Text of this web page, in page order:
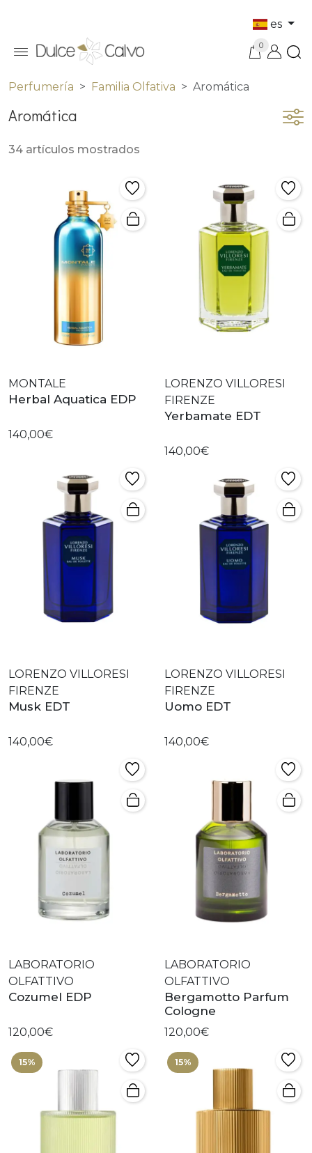
es
0
Perfumería Familia Olfativa Aromática
Aromática
34 artículos mostrados
MONTALE
Herbal Aquatica EDP
140,00€
LORENZO VILLORESI
FIRENZE
Yerbamate EDT
140,00€
LORENZO VILLORESI
FIRENZE
Musk EDT
140,00€
LORENZO VILLORESI
FIRENZE
Uomo EDT
140,00€
LABORATORIO
OLFATTIVO
Cozumel EDP
120,00€
LABORATORIO
OLFATTIVO
Bergamotto Parfum
Cologne
120,00€
15% 15%